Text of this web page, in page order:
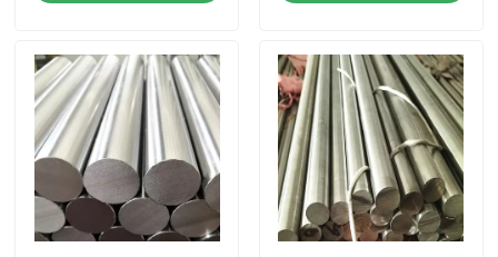
Nieuws
Gevallen
ss naadloze buis